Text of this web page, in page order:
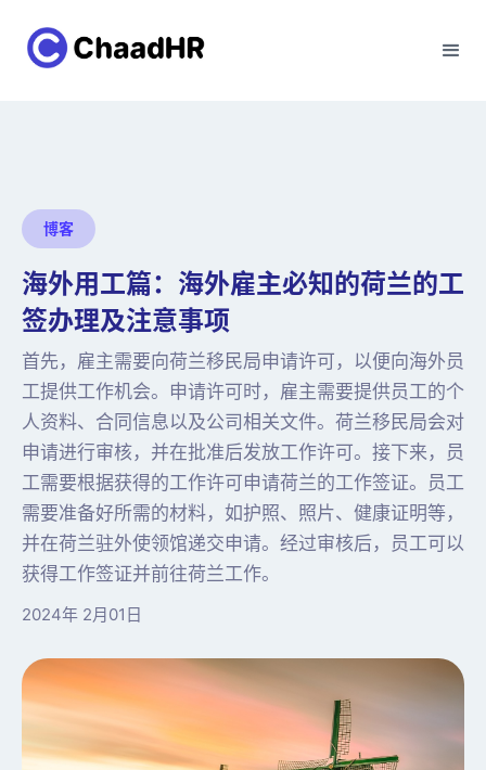
博客
海外用工篇：海外雇主必知的荷兰的工
签办理及注意事项
首先，雇主需要向荷兰移民局申请许可，以便向海外员
工提供工作机会。申请许可时，雇主需要提供员工的个
人资料、合同信息以及公司相关文件。荷兰移民局会对
申请进行审核，并在批准后发放工作许可。接下来，员
工需要根据获得的工作许可申请荷兰的工作签证。员工
需要准备好所需的材料，如护照、照片、健康证明等，
并在荷兰驻外使领馆递交申请。经过审核后，员工可以
获得工作签证并前往荷兰工作。
2024年 2月01日